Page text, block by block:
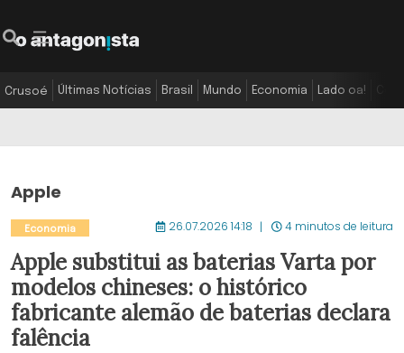
Crusoé Últimas Notícias Brasil Mundo Economia Lado oa!
Apple
Economia 26.07.2026 14:18 4 minutos de leitura
Apple substitui as baterias Varta por
modelos chineses: o histórico
fabricante alemão de baterias declara
falência